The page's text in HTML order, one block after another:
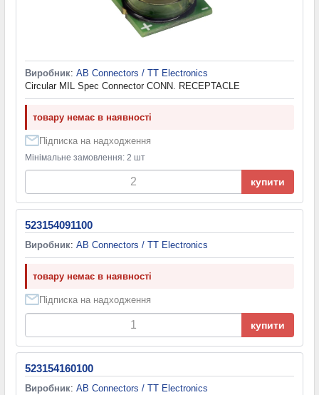
Виробник: AB Connectors / TT Electronics
Circular MIL Spec Connector CONN. RECEPTACLE
товару немає в наявності
Підписка на надходження
Мінімальне замовлення: 2 шт
купити
523154091100
Виробник: AB Connectors / TT Electronics
товару немає в наявності
Підписка на надходження
купити
523154160100
Виробник: AB Connectors / TT Electronics